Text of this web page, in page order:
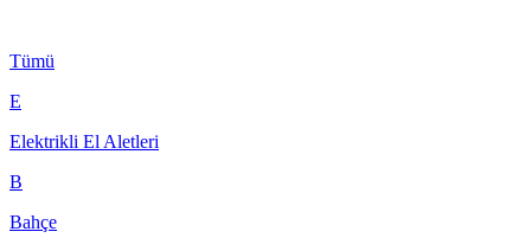
Tümü
E
Elektrikli El Aletleri
B
Bahçe